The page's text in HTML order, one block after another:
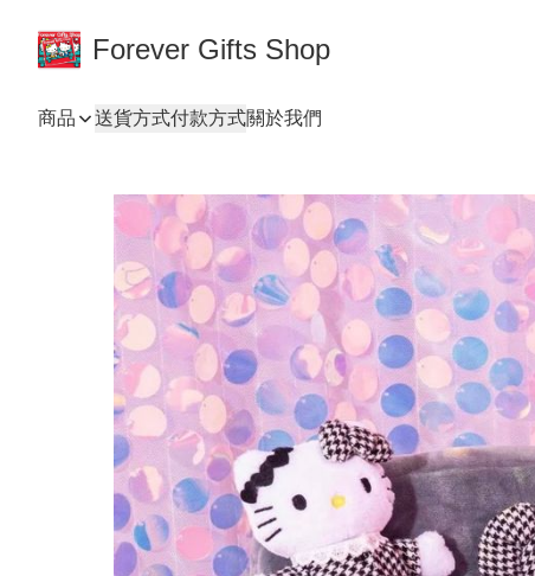
Forever Gifts Shop
商品 送貨方式付款方式關於我們